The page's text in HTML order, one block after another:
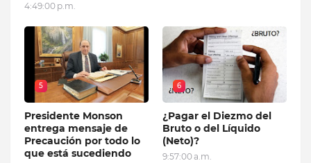
4:49:00 p.m.
5
Presidente Monson
entrega mensaje de
Precaución por todo lo
que está sucediendo
6
¿Pagar el Diezmo del
Bruto o del Líquido
(Neto)?
9:57:00 a.m.